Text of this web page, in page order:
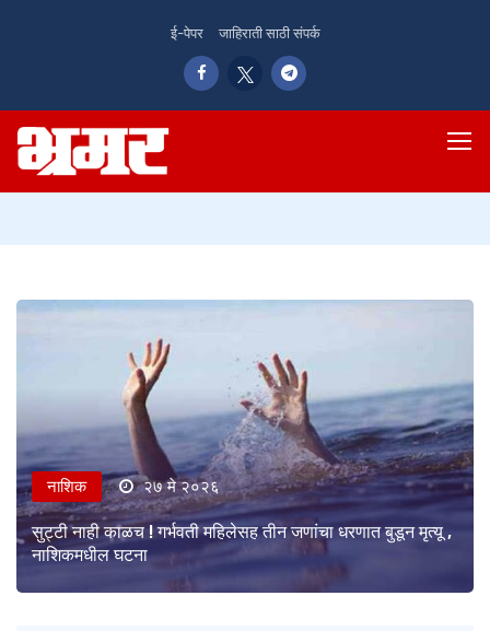
ई-पेपर जाहिराती साठी संपर्क
नाशिक २७ मे २०२६
सुट्टी नाही काळच ! गर्भवती महिलेसह तीन जणांचा धरणात बुडून मृत्यू ,
नाशिकमधील घटना